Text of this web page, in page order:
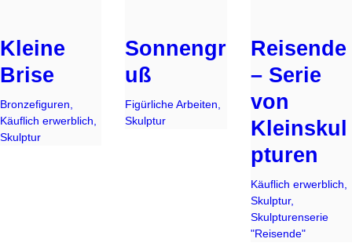
Kleine
Brise
Bronzefiguren,
Käuflich erwerblich,
Skulptur
Sonnengr
uß
Figürliche Arbeiten,
Skulptur
Reisende
– Serie
von
Kleinskul
pturen
Käuflich erwerblich,
Skulptur,
Skulpturenserie
"Reisende"